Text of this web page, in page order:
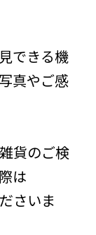
できる機
真やご感
貨のご検
は
さいま